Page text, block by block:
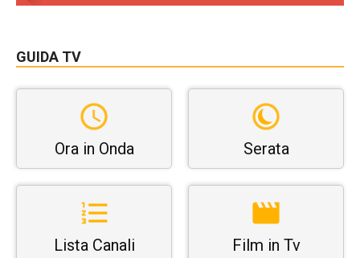
GUIDA TV
Ora in Onda Serata
Lista Canali Film in Tv